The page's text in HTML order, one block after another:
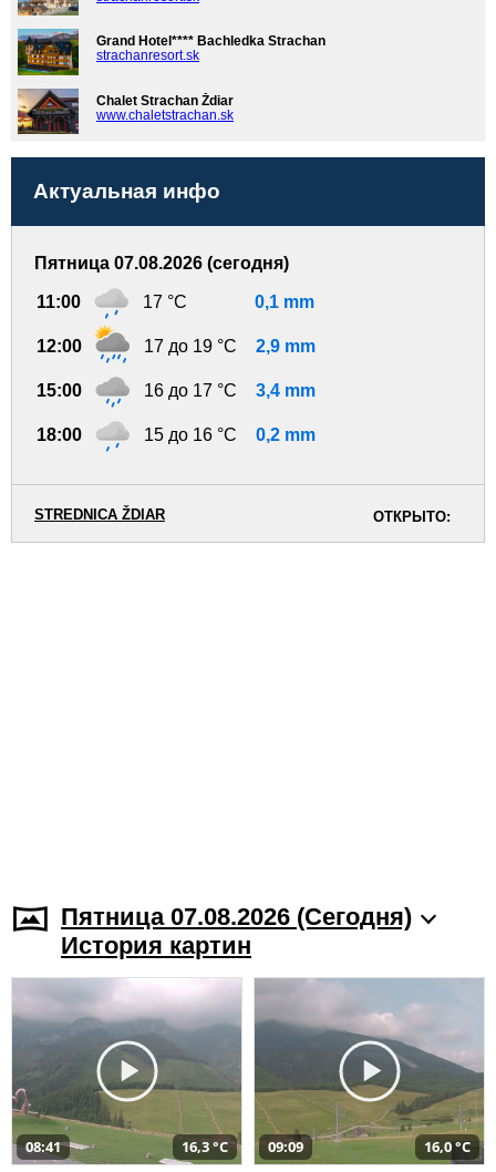
Grand Hotel**** Bachledka Strachan
strachanresort.sk
Chalet Strachan Ždiar
www.chaletstrachan.sk
Актуальная инфо
Пятница 07.08.2026 (сегодня)
11:00 17 °C 0,1 mm
12:00 17 до 19 °C 2,9 mm
15:00 16 до 17 °C 3,4 mm
18:00 15 до 16 °C 0,2 mm
ОТКРЫТО:
STREDNICA ŽDIAR
Пятница 07.08.2026 (Cегодня)
История картин
08:41 16,3 °C 09:09 16,0 °C